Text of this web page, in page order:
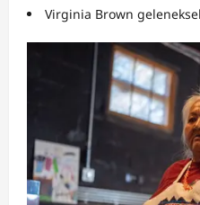
Virginia Brown